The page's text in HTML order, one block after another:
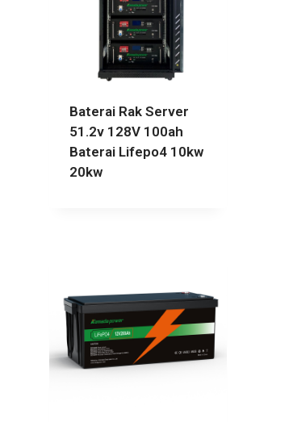
Baterai Rak Server
51.2v 128V 100ah
Baterai Lifepo4 10kw
20kw